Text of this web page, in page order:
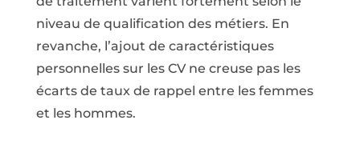
niveau de qualification des métiers. En
revanche, l’ajout de caractéristiques
personnelles sur les CV ne creuse pas les
écarts de taux de rappel entre les femmes
et les hommes.